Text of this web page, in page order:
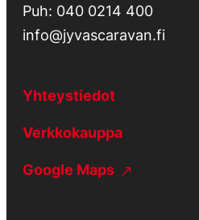
Puh: 040 0214 400
info@jyvascaravan.fi
Yhteystiedot
Verkkokauppa
Google Maps